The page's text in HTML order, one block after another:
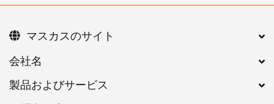
会社名
製品およびサービス
マスカスのサイト